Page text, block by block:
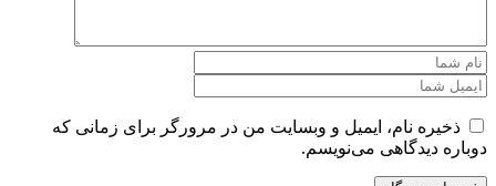
ذخیره نام، ایمیل و وبسایت من در مرورگر برای زمانی که
دوباره دیدگاهی می‌نویسم.